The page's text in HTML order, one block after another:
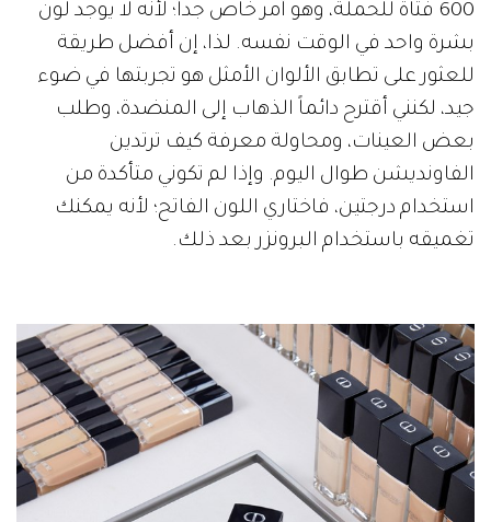
600 فتاة للحملة، وهو أمر خاص جداً؛ لأنه لا يوجد لون
بشرة واحد في الوقت نفسه. لذا، إن أفضل طريقة
للعثور على تطابق الألوان الأمثل هو تجربتها في ضوء
جيد، لكنني أقترح دائماً الذهاب إلى المنضدة، وطلب
بعض العينات، ومحاولة معرفة كيف ترتدين
الفاونديشن طوال اليوم. وإذا لم تكوني متأكدة من
استخدام درجتين، فاختاري اللون الفاتح؛ لأنه يمكنك
تغميقه باستخدام البرونزر بعد ذلك.